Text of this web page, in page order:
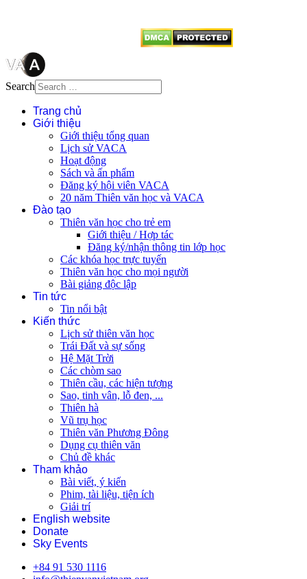
Search
Trang chủ
Giới thiệu
Giới thiệu tổng quan
Lịch sử VACA
Hoạt động
Sách và ấn phẩm
Đăng ký hội viên VACA
20 năm Thiên văn học và VACA
Đào tạo
Thiên văn học cho trẻ em
Giới thiệu / Hợp tác
Đăng ký/nhận thông tin lớp học
Các khóa học trực tuyến
Thiên văn học cho mọi người
Bài giảng độc lập
Tin tức
Tin nổi bật
Kiến thức
Lịch sử thiên văn học
Trái Đất và sự sống
Hệ Mặt Trời
Các chòm sao
Thiên cầu, các hiện tượng
Sao, tinh vân, lỗ đen, ...
Thiên hà
Vũ trụ học
Thiên văn Phương Đông
Dụng cụ thiên văn
Chủ đề khác
Tham khảo
Bài viết, ý kiến
Phim, tài liệu, tiện ích
Giải trí
English website
Donate
Sky Events
+84 91 530 1116